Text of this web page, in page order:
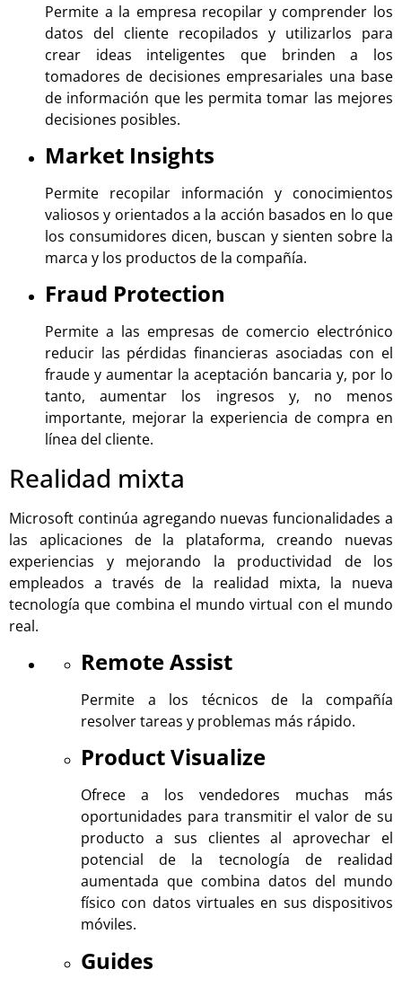
Permite a la empresa recopilar y comprender los
datos del cliente recopilados y utilizarlos para
crear ideas inteligentes que brinden a los
tomadores de decisiones empresariales una base
de información que les permita tomar las mejores
decisiones posibles.
Market Insights
Permite recopilar información y conocimientos
valiosos y orientados a la acción basados ​​en lo que
los consumidores dicen, buscan y sienten sobre la
marca y los productos de la compañía.
Fraud Protection
Permite a las empresas de comercio electrónico
reducir las pérdidas financieras asociadas con el
fraude y aumentar la aceptación bancaria y, por lo
tanto, aumentar los ingresos y, no menos
importante, mejorar la experiencia de compra en
línea del cliente.
Realidad mixta
Microsoft continúa agregando nuevas funcionalidades a
las aplicaciones de la plataforma, creando nuevas
experiencias y mejorando la productividad de los
empleados a través de la realidad mixta, la nueva
tecnología que combina el mundo virtual con el mundo
real.
Remote Assist
Permite a los técnicos de la compañía
resolver tareas y problemas más rápido.
Product Visualize
Ofrece a los vendedores muchas más
oportunidades para transmitir el valor de su
producto a sus clientes al aprovechar el
potencial de la tecnología de realidad
aumentada que combina datos del mundo
físico con datos virtuales en sus dispositivos
móviles.
Guides